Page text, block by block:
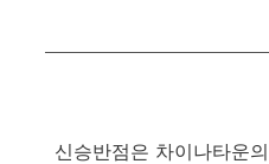
신승반점은 차이나타운